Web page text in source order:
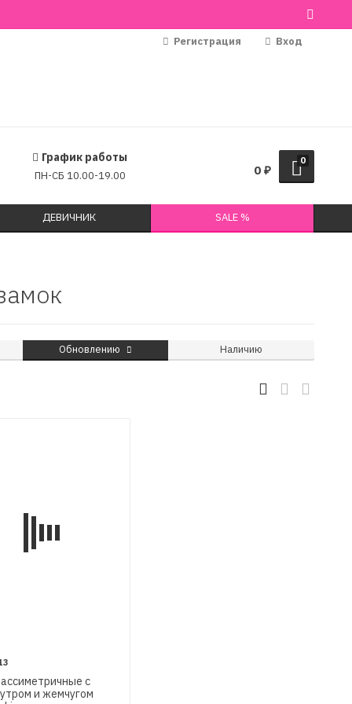
Регистрация Вход
График работы
ПН-СБ 10.00-19.00
0
0 ₽
ДЕВИЧНИК SALE %
Обновлению Наличию
с
и жемчугом